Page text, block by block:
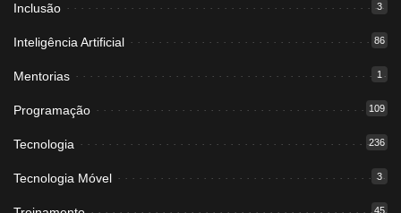
Inclusão 3
Inteligência Artificial 86
Mentorias 1
Programação 109
Tecnologia 236
Tecnologia Móvel 3
45